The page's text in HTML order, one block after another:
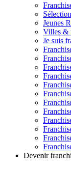
Jeunes
Villes &
Je suis
Devenir